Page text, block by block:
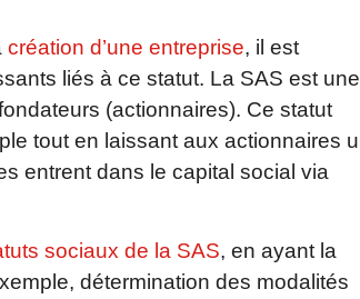
création d’une entreprise, il est
liés à ce statut. La SAS est une
(actionnaires). Ce statut
tout en laissant aux actionnaires
entrent dans le capital social via
sociaux de la SAS, en ayant la
détermination des modalités